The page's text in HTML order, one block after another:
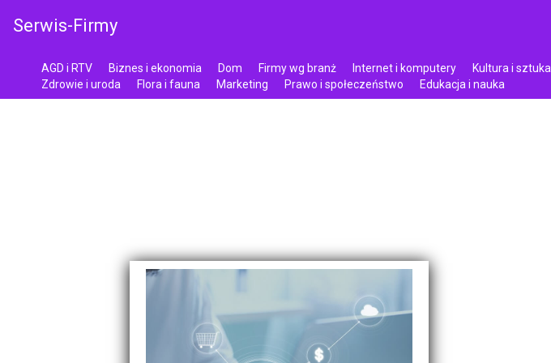
Serwis-Firmy
AGD i RTV Biznes i ekonomia Dom Firmy wg branż Internet i komputery Kultura i sztuka
Zdrowie i uroda
Flora i fauna Marketing Prawo i społeczeństwo Edukacja i nauka